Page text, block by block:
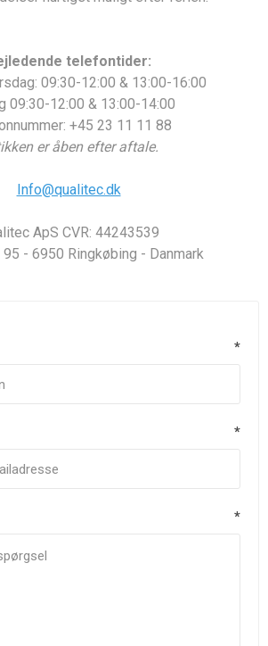
telefontider:
09:30-12:00 & 13:00-16:00
09:30-12:00 & 13:00-14:00
+45 23 11 11 88
er åben efter aftale.
Info@qualitec.dk
ApS CVR: 44243539
95 - 6950 Ringkøbing - Danmark
*
*
*